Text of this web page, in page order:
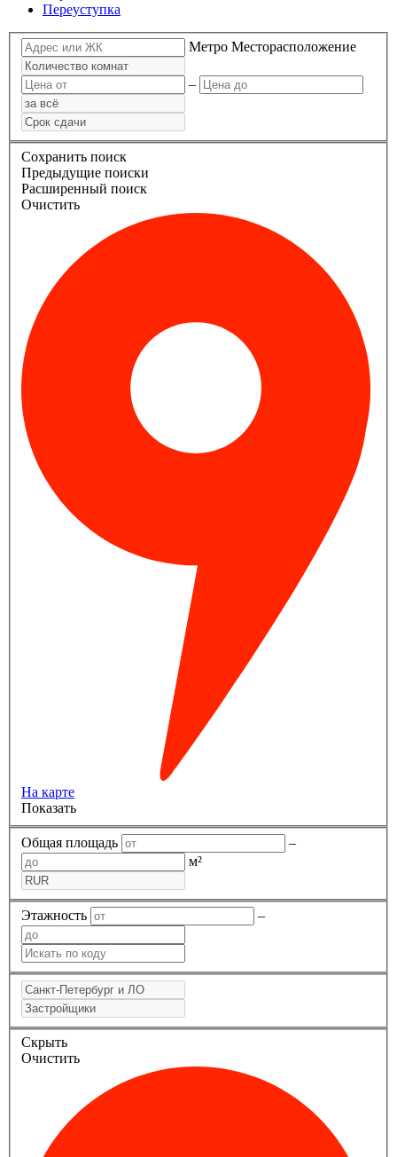
Переуступка
Метро Месторасположение
–
Сохранить поиск
Предыдущие поиски
Расширенный поиск
Очистить
На карте
Показать
Общая площадь
–
м²
Этажность –
Скрыть
Очистить